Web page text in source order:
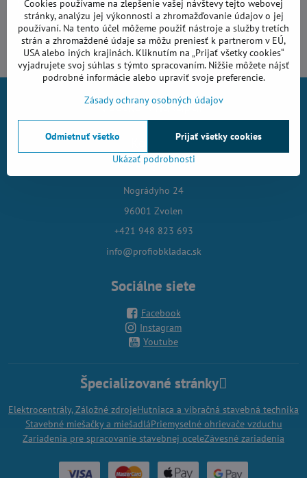
Komentáre (0)
Všetko k nákupu
Kontakt
Nográdyho 24
96001 Zvolen
+421 948 823 693
info@profiobkladac.sk
Sociálne siete
Facebook
Instagram
Youtube
Špecializované stránky
Elektrocentrály, Záložné zdrojeHutniaca a vibračná stavebná technika
Stavebné miešačky a miešadláPriemyselné ohrievače vzduchu
Zariadenia pre spracovanie stavebnej oceleZávesné zariadenia
Cookies používame na zlepšenie vašej návštevy tejto webovej
stránky, analýzu jej výkonnosti a zhromažďovanie údajov o jej
používaní. Na tento účel môžeme použiť nástroje a služby tretích
strán a zhromaždené údaje sa môžu preniesť k partnerom v EÚ,
USA alebo iných krajinách. Kliknutím na „Prijať všetky cookies“
vyjadrujete svoj súhlas s týmto spracovaním. Nižšie môžete nájsť
podrobné informácie alebo upraviť svoje preferencie.
Zásady ochrany osobných údajov
Ukázať podrobnosti
Prijať všetky cookies
Odmietnuť všetko